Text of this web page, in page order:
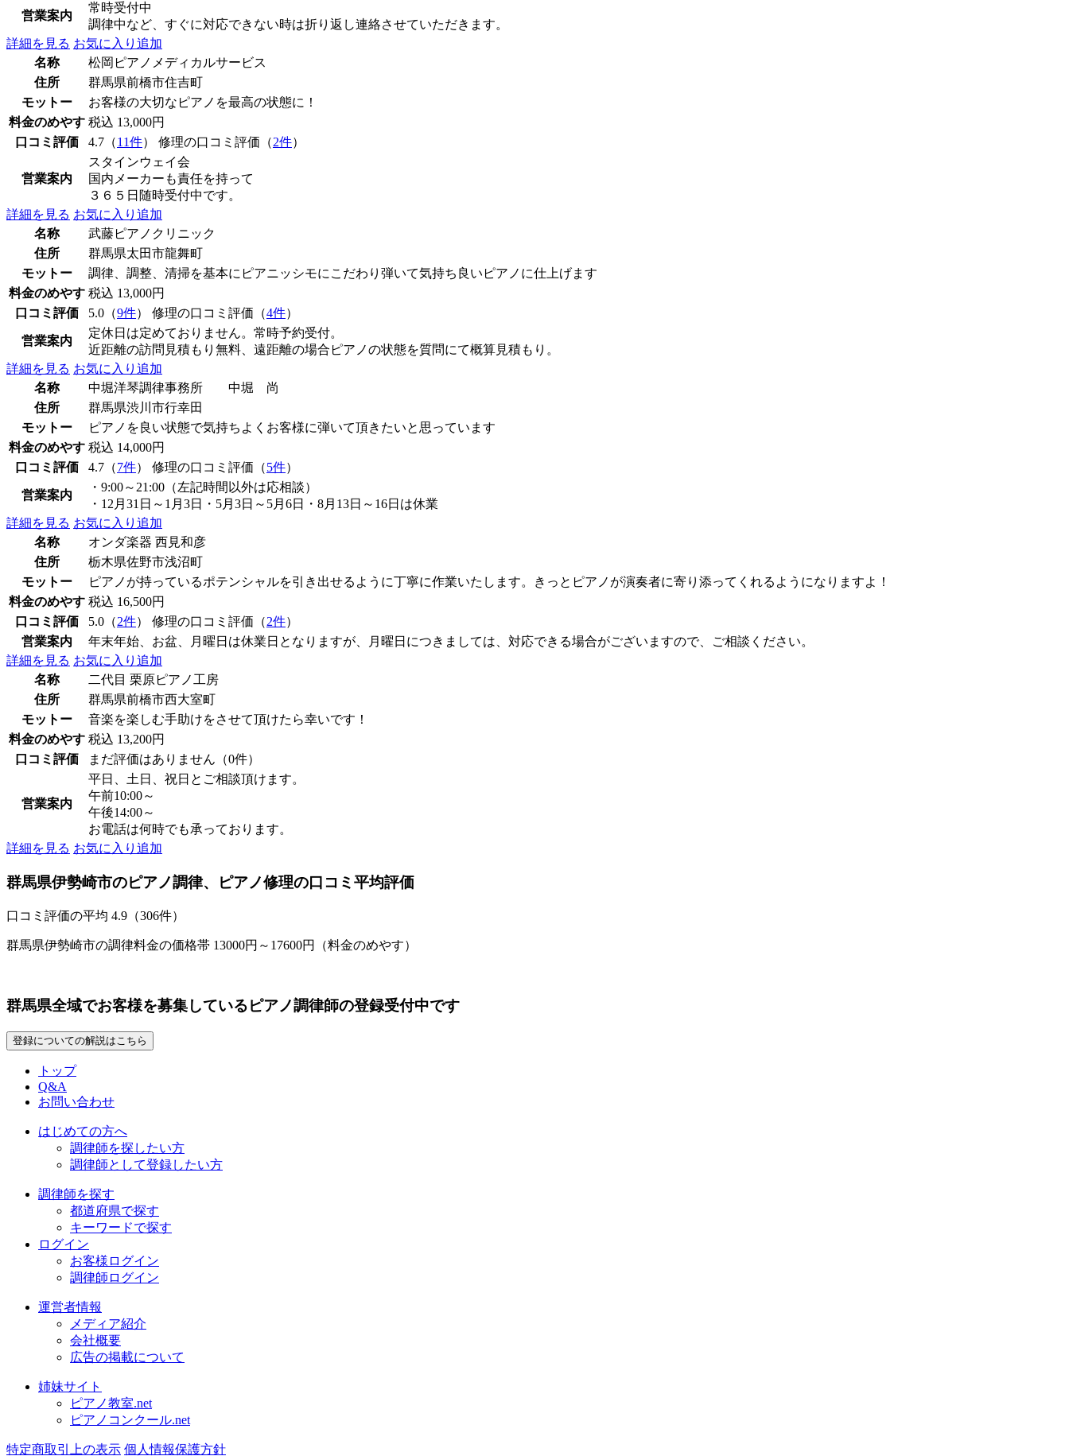
営業案内
常時受付中
調律中など、すぐに対応できない時は折り返し連絡させていただきます。
詳細を見る お気に入り追加
名称
松岡ピアノメディカルサービス
住所
群馬県前橋市住吉町
モットー
お客様の大切なピアノを最高の状態に！
料金のめやす 税込 13,000円
口コミ評価
4.7（11件） 修理の口コミ評価（2件）
営業案内
スタインウェイ会
国内メーカーも責任を持って
３６５日随時受付中です。
詳細を見る お気に入り追加
名称
武藤ピアノクリニック
住所
群馬県太田市龍舞町
モットー
調律、調整、清掃を基本にピアニッシモにこだわり弾いて気持ち良いピアノに仕上げます
料金のめやす 税込 13,000円
口コミ評価
5.0（9件） 修理の口コミ評価（4件）
営業案内
定休日は定めておりません。常時予約受付。
近距離の訪問見積もり無料、遠距離の場合ピアノの状態を質問にて概算見積もり。
詳細を見る お気に入り追加
名称
中堀洋琴調律事務所 中堀 尚
住所
群馬県渋川市行幸田
モットー
ピアノを良い状態で気持ちよくお客様に弾いて頂きたいと思っています
料金のめやす 税込 14,000円
口コミ評価
4.7（7件） 修理の口コミ評価（5件）
営業案内
・9:00～21:00（左記時間以外は応相談）
・12月31日～1月3日・5月3日～5月6日・8月13日～16日は休業
詳細を見る お気に入り追加
名称
オンダ楽器 西見和彦
住所
栃木県佐野市浅沼町
モットー
ピアノが持っているポテンシャルを引き出せるように丁寧に作業いたします。きっとピアノが演奏者に寄り添ってくれるようになりますよ！
料金のめやす 税込 16,500円
口コミ評価
5.0（2件） 修理の口コミ評価（2件）
営業案内
年末年始、お盆、月曜日は休業日となりますが、月曜日につきましては、対応できる場合がございますので、ご相談ください。
詳細を見る お気に入り追加
名称
二代目 栗原ピアノ工房
住所
群馬県前橋市西大室町
モットー
音楽を楽しむ手助けをさせて頂けたら幸いです！
料金のめやす 税込 13,200円
口コミ評価
まだ評価はありません（0件）
営業案内
平日、土日、祝日とご相談頂けます。
午前10:00～
午後14:00～
お電話は何時でも承っております。
詳細を見る お気に入り追加
群馬県伊勢崎市のピアノ調律、ピアノ修理の口コミ平均評価
口コミ評価の平均 4.9（306件）
群馬県伊勢崎市の調律料金の価格帯 13000円～17600円（料金のめやす）
群馬県全域でお客様を募集しているピアノ調律師の登録受付中です
登録についての解説はこちら
トップ
Q&A
お問い合わせ
はじめての方へ
調律師を探したい方
調律師として登録したい方
調律師を探す
都道府県で探す
キーワードで探す
ログイン
お客様ログイン
調律師ログイン
運営者情報
メディア紹介
会社概要
広告の掲載について
姉妹サイト
ピアノ教室.net
ピアノコンクール.net
特定商取引上の表示 個人情報保護方針